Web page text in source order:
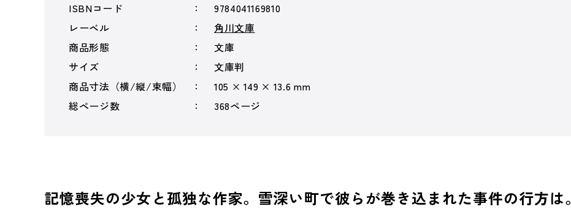
ISBNコード
9784041169810
レーベル
角川文庫
商品形態
文庫
サイズ
文庫判
商品寸法（横/縦/束幅）
105 × 149 × 13.6 mm
総ページ数
368ページ
記憶喪失の少女と孤独な作家。雪深い町で彼らが巻き込まれた事件の行方は。